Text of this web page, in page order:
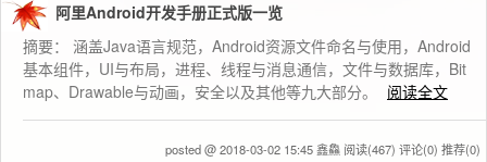
阿里Android开发手册正式版一览
摘要： 涵盖Java语言规范，Android资源文件命名与使用，Android
基本组件，UI与布局，进程、线程与消息通信，文件与数据库，Bit
map、Drawable与动画，安全以及其他等九大部分。
阅读全文
posted @ 2018-03-02 15:45 鑫鱻 阅读(467) 评论(0) 推荐(0)